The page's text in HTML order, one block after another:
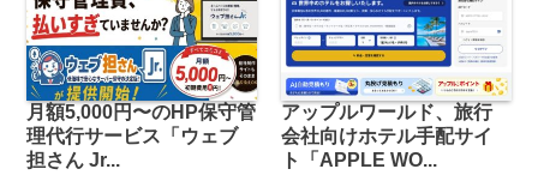
月額5,000円〜のHP保守管
理代行サービス「ウェブ
担さん Jr...
アップルワールド、旅行
会社向けホテル手配サイ
ト「APPLE WO...